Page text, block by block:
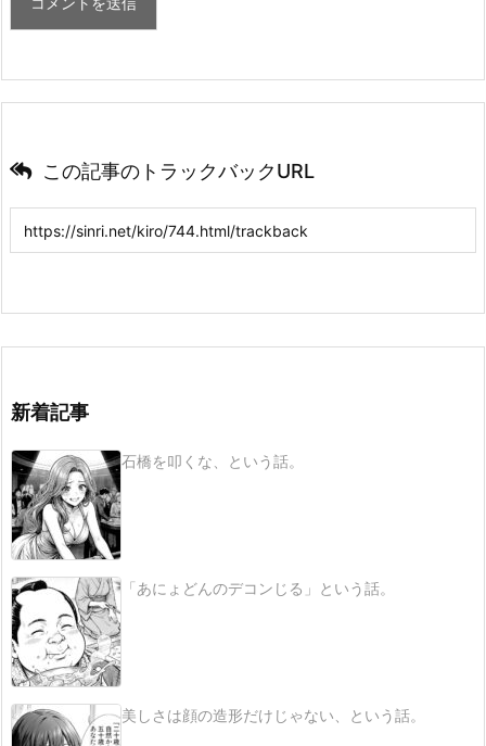
この記事のトラックバックURL
新着記事
石橋を叩くな、という話。
「あにょどんのデコンじる」という話。
美しさは顔の造形だけじゃない、という話。